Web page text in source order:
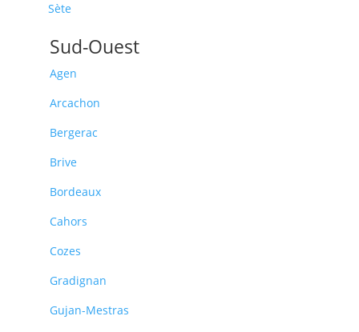
Sète
Sud-Ouest
Agen
Arcachon
Bergerac
Brive
Bordeaux
Cahors
Cozes
Gradignan
Gujan-Mestras